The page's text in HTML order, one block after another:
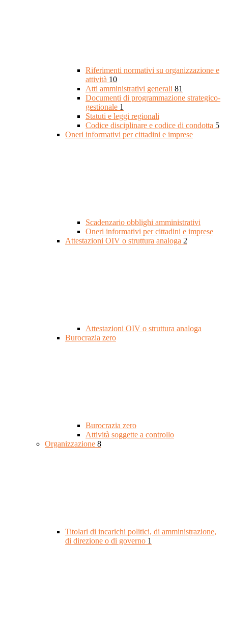
Riferimenti normativi su organizzazione e
attività 10
Atti amministrativi generali 81
Documenti di programmazione strategico-
gestionale 1
Statuti e leggi regionali
Codice disciplinare e codice di condotta 5
Oneri informativi per cittadini e imprese
Scadenzario obblighi amministrativi
Oneri informativi per cittadini e imprese
Attestazioni OIV o struttura analoga 2
Attestazioni OIV o struttura analoga
Burocrazia zero
Burocrazia zero
Attività soggette a controllo
Organizzazione 8
Titolari di incarichi politici, di amministrazione,
di direzione o di governo 1